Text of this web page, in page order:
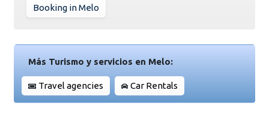
Booking in Melo
Más Turismo y servicios en Melo:
Travel agencies Car Rentals